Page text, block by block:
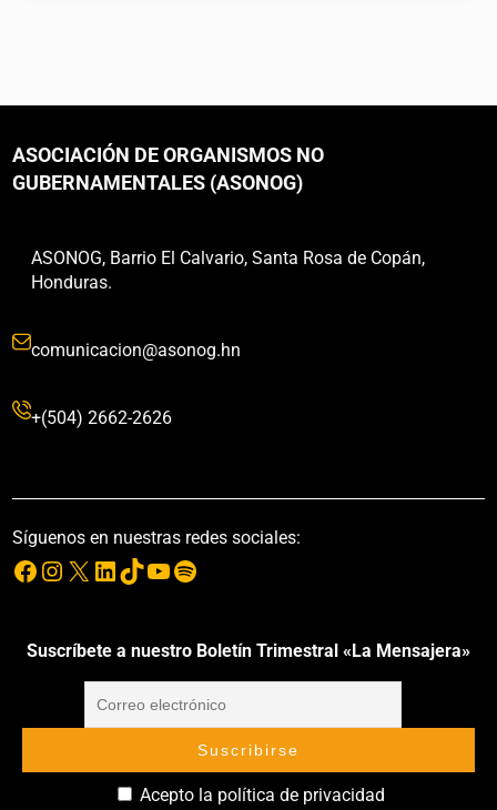
ASOCIACIÓN DE ORGANISMOS NO
GUBERNAMENTALES (ASONOG)
ASONOG, Barrio El Calvario, Santa Rosa de Copán,
Honduras.
comunicacion@asonog.hn
+(504) 2662-2626
Síguenos en nuestras redes sociales:
Suscríbete a nuestro Boletín Trimestral «La Mensajera»
Acepto la política de privacidad